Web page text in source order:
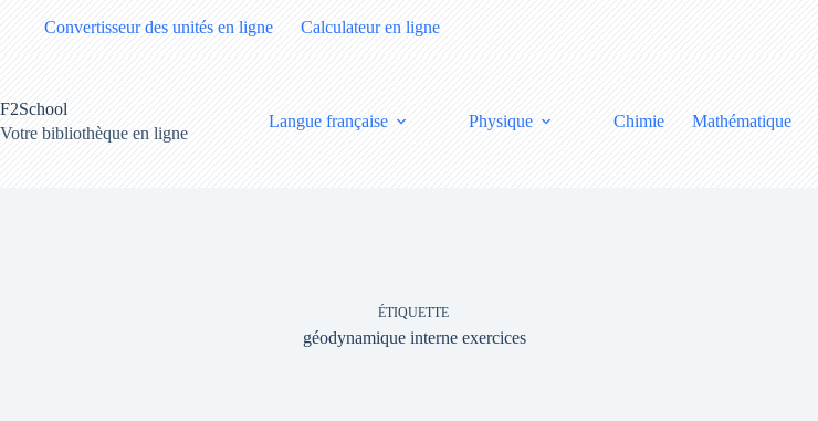
Convertisseur des unités en ligne Calculateur en ligne
F2School
Votre bibliothèque en ligne
Langue française Physique Chimie Mathématique
ÉTIQUETTE
géodynamique interne exercices